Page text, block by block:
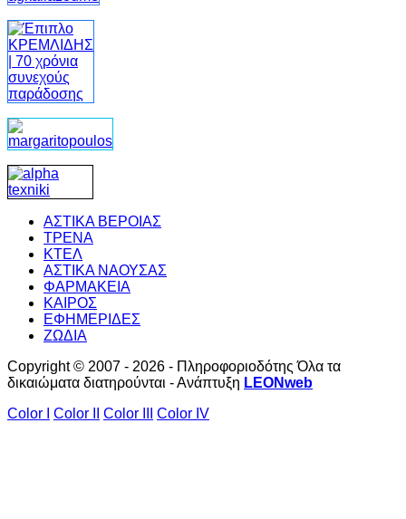
ΑΣΤΙΚΑ ΒΕΡΟΙΑΣ
ΤΡΕΝΑ
ΚΤΕΛ
ΑΣΤΙΚΑ ΝΑΟΥΣΑΣ
ΦΑΡΜΑΚΕΙΑ
ΚΑΙΡΟΣ
ΕΦΗΜΕΡΙΔΕΣ
ΖΩΔΙΑ
Copyright © 2007 - 2026 - Πληροφοριοδότης Όλα τα
δικαιώματα διατηρούνται - Ανάπτυξη LEONweb
Color I
Color II Color III Color IV